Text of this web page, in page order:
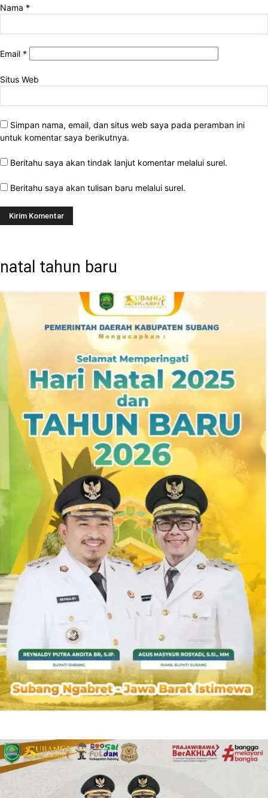
Nama *
Email *
Situs Web
Simpan nama, email, dan situs web saya pada peramban ini
untuk komentar saya berikutnya.
Beritahu saya akan tindak lanjut komentar melalui surel.
Beritahu saya akan tulisan baru melalui surel.
natal tahun baru